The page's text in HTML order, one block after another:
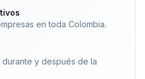
en toda Colombia.
y después de la